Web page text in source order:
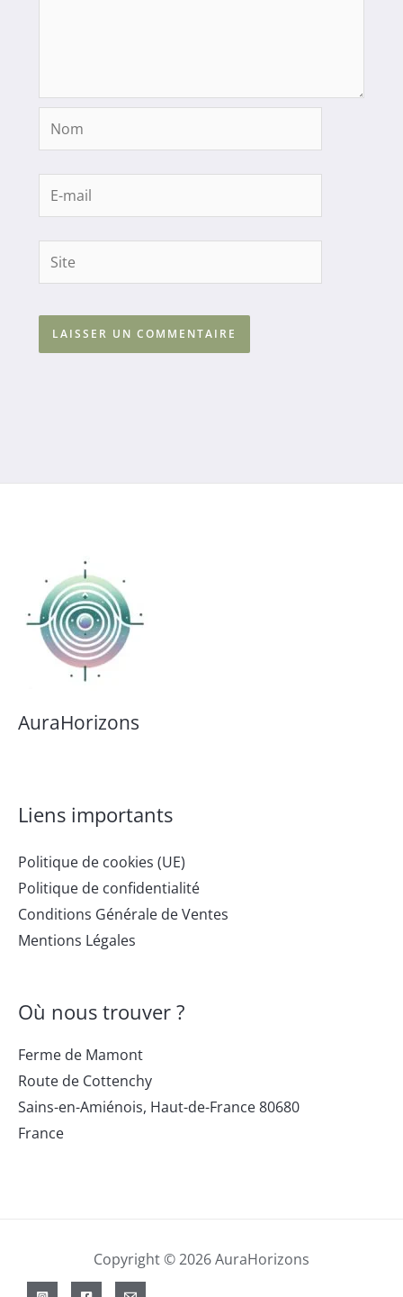
Nom
mail
Site
AuraHorizons
Liens importants
Politique de cookies (UE)
Politique de confidentialité
Conditions Générale de Ventes
Mentions Légales
Où nous trouver ?
Ferme de Mamont
Route de Cottenchy
Sains-en-Amiénois, Haut-de-France80680
France
Copyright © 2026 AuraHorizons